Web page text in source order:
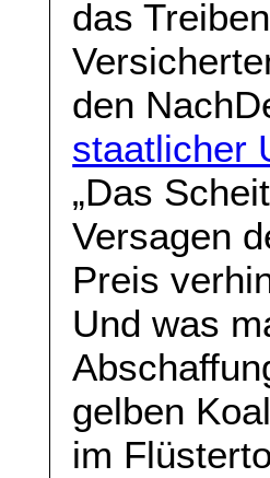
das
den
staatlicher
„Das
Versagen
Preis
Und was
gelben
im